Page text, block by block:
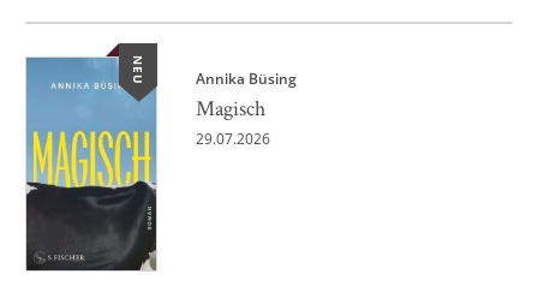
NEU Annika Büsing
Magisch
29.07.2026